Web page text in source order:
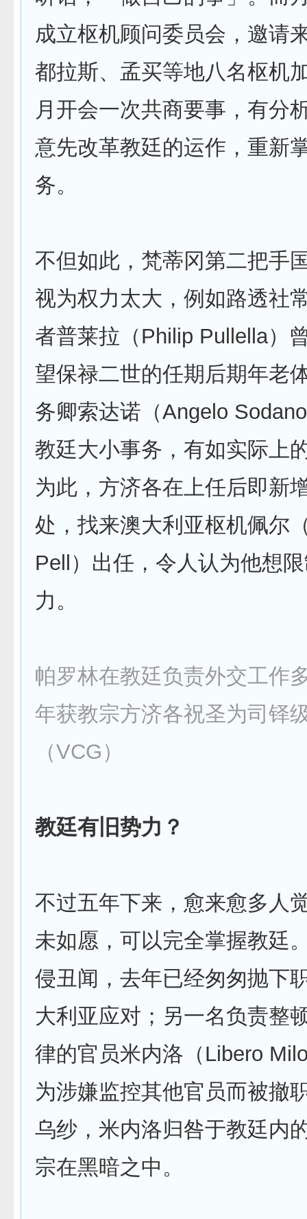
成立枢机顾问委员会，邀请
都拉斯、孟买等地八名枢机
月开会一次共商要事，有分
意先改革教廷的运作，重新
务。
不但如此，梵蒂冈第二把手
视为权力太大，例如路透社
者普莱拉（Philip Pullella）
望保禄二世的任期后期年老
务卿索达诺（Angelo
教廷大小事务，有如实际上
为此，方济各在上任后即新
处，找来澳大利亚枢机佩尔
Pell）出任，令人认为他想
力。
帕罗林在教廷负责外交工作
年获教宗方济各祝圣为司铎
（VCG）
教廷有旧势力？
不过五年下来，愈来愈多人
未如愿，可以完全掌握教廷
侵丑闻，去年已经匆匆抛下
大利亚应对；另一名负责整
律的官员米内洛（Libero
为涉嫌监控其他官员而被撤
乌纱，米内洛归咎于教廷内
宗在黑暗之中。